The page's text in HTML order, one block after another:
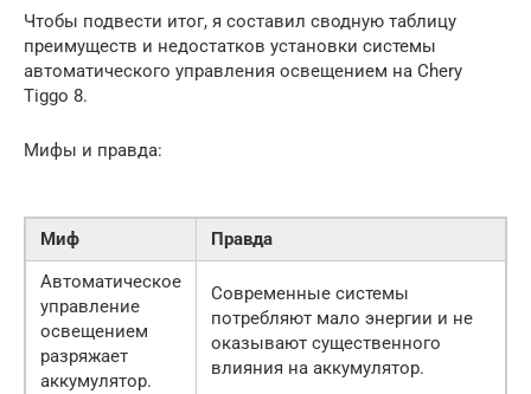
Чтобы подвести итог, я составил сводную таблицу
преимуществ и недостатков установки системы
автоматического управления освещением на Chery
Tiggo 8.
Мифы и правда:
Миф
Правда
Автоматическое
управление
освещением
разряжает
аккумулятор.
Современные системы
потребляют мало энергии и не
оказывают существенного
влияния на аккумулятор.